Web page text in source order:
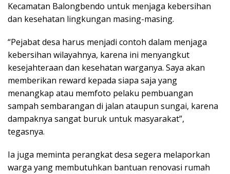
Kecamatan Balongbendo untuk menjaga kebersihan
dan kesehatan lingkungan masing-masing.
“Pejabat desa harus menjadi contoh dalam menjaga
kebersihan wilayahnya, karena ini menyangkut
kesejahteraan dan kesehatan warganya. Saya akan
memberikan reward kepada siapa saja yang
menangkap atau memfoto pelaku pembuangan
sampah sembarangan di jalan ataupun sungai, karena
dampaknya sangat buruk untuk masyarakat”,
tegasnya.
Ia juga meminta perangkat desa segera melaporkan
warga yang membutuhkan bantuan renovasi rumah